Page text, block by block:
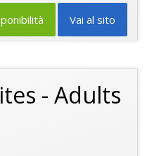
Vai al sito
- Adults